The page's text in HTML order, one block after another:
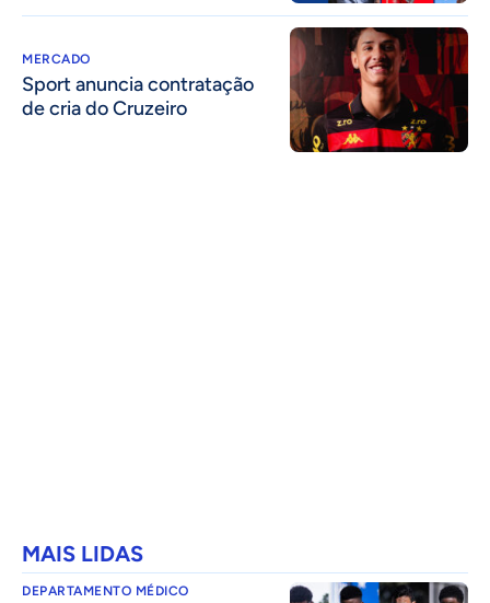
MERCADO
Sport anuncia contratação
de cria do Cruzeiro
MAIS LIDAS
DEPARTAMENTO MÉDICO